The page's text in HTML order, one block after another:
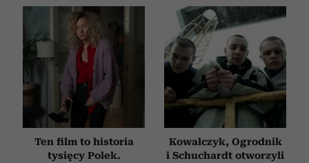
Ten film to historia
tysięcy Polek.
Kowalczyk, Ogrodnik
i Schuchardt otworzyli